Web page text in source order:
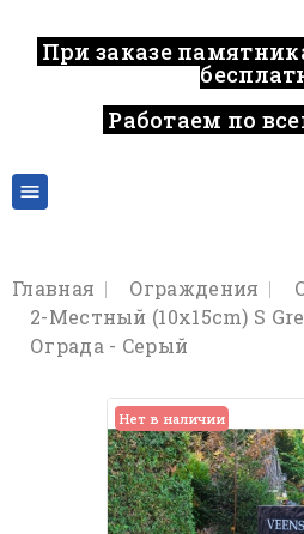
При заказе
Работаем по

Главная Oграждения
2-Местный (10x15cm) S
Оградa - Cерый
Нет в наличии
Нет в наличии